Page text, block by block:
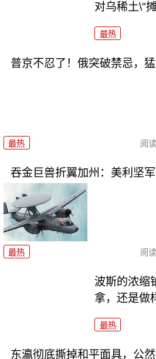
对乌稀土\"
最热
普京不忍了！俄突破禁忌，猛
最热 阅读
吞金巨兽折翼加州：美利坚
最热 阅读
波斯的浓缩
拿，还是做
最热
东瀛彻底撕掉和平面具，公然